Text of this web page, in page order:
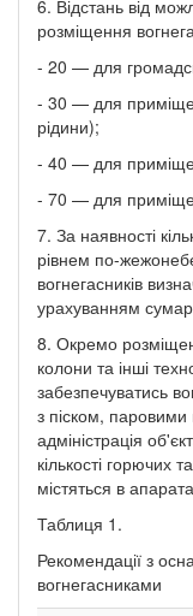
6. Відстань від
розміщення
- 20 — для
- 30 — для
рідини);
- 40 — для
- 70 — для
7. За наявності
рівнем по-
вогнегасників
урахуванням
8. Окремо
колони та інші
забезпечуватись
з піском, паровими
адміністрація
кількості горючих
містяться в
Таблиця 1.
Рекомендації з
вогнегасниками